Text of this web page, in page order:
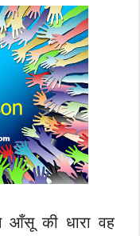
की धारा वह